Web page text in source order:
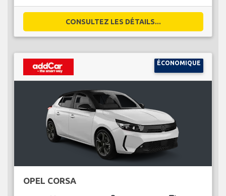
CONSULTEZ LES DÉTAILS...
ÉCONOMIQUE
OPEL CORSA